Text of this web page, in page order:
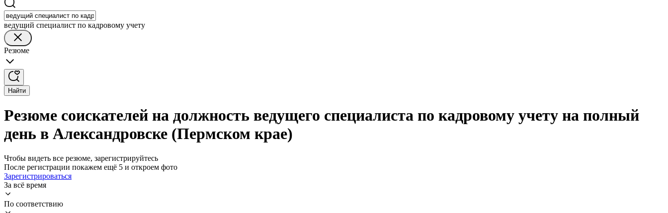
ведущий специалист по кадровому учету
Резюме
Найти
Резюме соискателей на должность ведущего специалиста по кадровому учету на полный
день в Александровске (Пермском крае)
Чтобы видеть все резюме, зарегистрируйтесь
После регистрации покажем ещё 5 и откроем фото
Зарегистрироваться
За всё время
По соответствию